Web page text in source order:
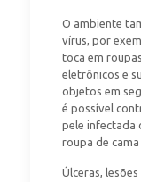
O ambiente
vírus, por
toca em
eletrônicos e
objetos em
é possível
pele infectada
roupa de
Úlceras,